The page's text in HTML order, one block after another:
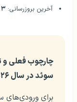
آخرین بروزرسانی: ۳ مرداد ۱۴۰۵
چارچوب فعلی و
سوئد در سال ۲۰۲۶